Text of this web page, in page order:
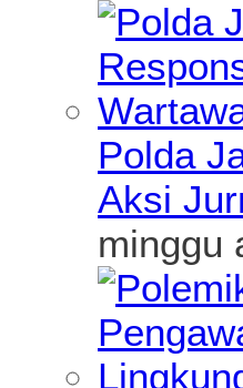
Polda
Aksi
minggu